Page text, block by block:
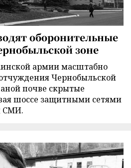
оборонительные
зоне
армии масштабно
Чернобыльской
почве скрытые
шоссе защитными сетями
СМИ.